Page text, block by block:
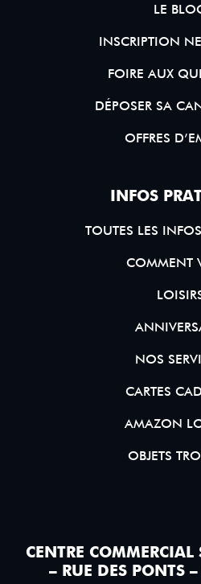
LE
INSCRIPTION
FOIRE AUX
DÉPOSER SA
OFFRES
INFOS
TOUTES LES
COMMENT
NOS
CARTES
AMAZON
OBJETS
CENTRE
– RUE DES PONTS